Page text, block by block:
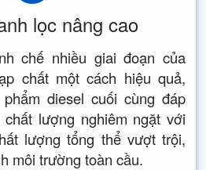
lọc nâng cao
chế nhiều giai đoạn của
chất một cách hiệu quả,
diesel cuối cùng đáp
lượng nghiêm ngặt với
lượng tổng thể vượt trội,
môi trường toàn cầu.